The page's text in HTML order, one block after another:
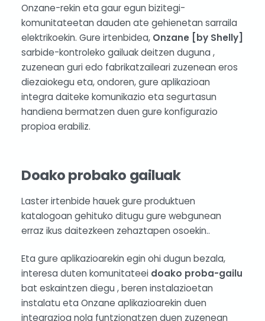
Onzane-rekin eta gaur egun bizitegi-
komunitateetan dauden ate gehienetan sarraila
elektrikoekin. Gure irtenbidea, Onzane [by Shelly]
sarbide-kontroleko gailuak deitzen duguna ,
zuzenean guri edo fabrikatzaileari zuzenean eros
diezaiokegu eta, ondoren, gure aplikazioan
integra daiteke komunikazio eta segurtasun
handiena bermatzen duen gure konfigurazio
propioa erabiliz.
Doako probako gailuak
Laster irtenbide hauek gure produktuen
katalogoan gehituko ditugu gure webgunean
erraz ikus daitezkeen zehaztapen osoekin..
Eta gure aplikazioarekin egin ohi dugun bezala,
interesa duten komunitateei doako proba-gailu
bat eskaintzen diegu , beren instalazioetan
instalatu eta Onzane aplikazioarekin duen
integrazioa nola funtzionatzen duen zuzenean